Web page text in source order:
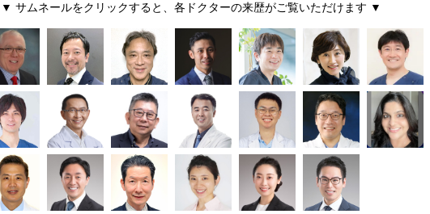
▼ サムネールをクリックすると、各ドクターの来歴がご覧いただけます ▼